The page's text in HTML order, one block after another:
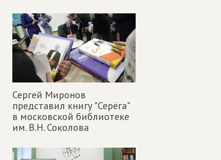
Сергей Миронов
представил книгу "Серёга"
в московской библиотеке
им. В.Н. Соколова